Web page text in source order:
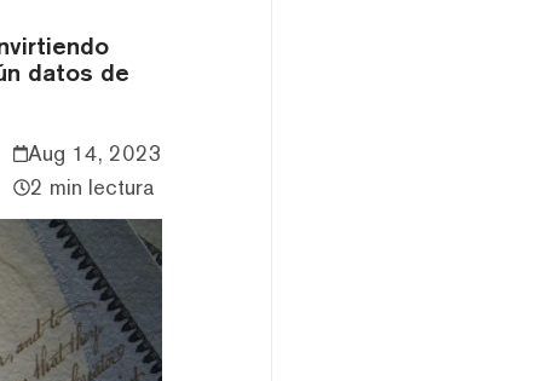
datos de
Aug 14, 2023
2 min lectura